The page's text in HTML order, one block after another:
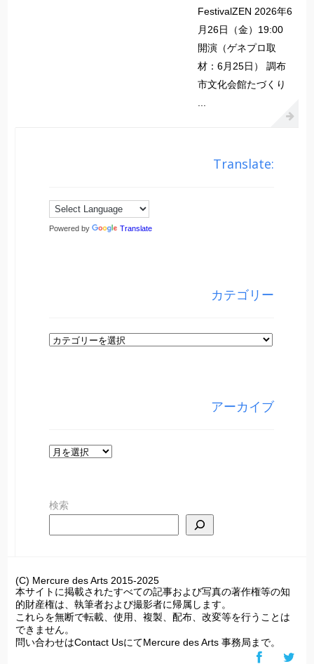
FestivalZEN 2026年6
月26日（金）19:00
開演（ゲネプロ取
材：6月25日） 調布
市文化会館たづくり
...
Translate:
Powered by Translate
カテゴリー
カ
アーカイブ
ア
イ
検索
(C) Mercure des Arts 2015-2025
本サイトに掲載されたすべての記事および写真の著作権等の知
的財産権は、執筆者および撮影者に帰属します。
これらを無断で転載、使用、複製、配布、改変等を行うことは
できません。
問い合わせはContact UsにてMercure des Arts 事務局まで。